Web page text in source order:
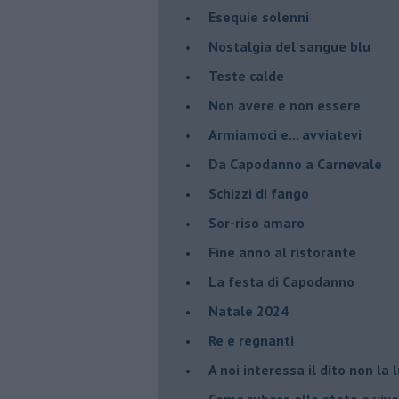
Esequie solenni
Nostalgia del sangue blu
Teste calde
Non avere e non essere
Armiamoci e... avviatevi
Da Capodanno a Carnevale
Schizzi di fango
Sor-riso amaro
Fine anno al ristorante
La festa di Capodanno
Natale 2024
Re e regnanti
A noi interessa il dito non la